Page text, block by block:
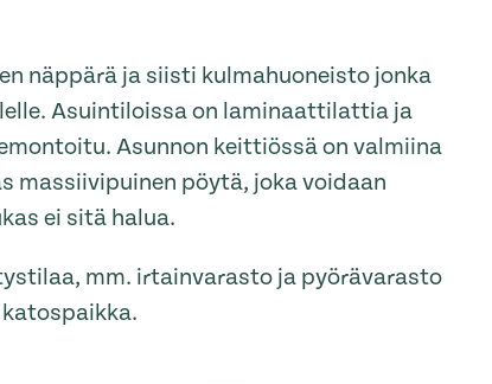
näppärä ja siisti kulmahuoneisto jonka
Asuintiloissa on laminaattilattia ja
Asunnon keittiössä on valmiina
massiivipuinen pöytä, joka voidaan
ei sitä halua.
mm. irtainvarasto ja pyörävarasto